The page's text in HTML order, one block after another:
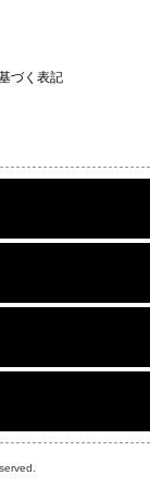
づく表記